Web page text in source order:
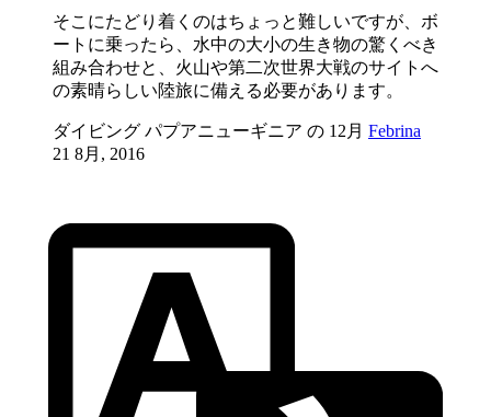
そこにたどり着くのはちょっと難しいですが、ボ
ートに乗ったら、水中の大小の生き物の驚くべき
組み合わせと、火山や第二次世界大戦のサイトへ
の素晴らしい陸旅に備える必要があります。
ダイビング パプアニューギニア の 12月 Febrina
21 8月, 2016